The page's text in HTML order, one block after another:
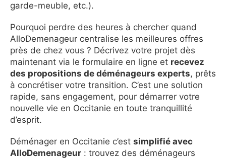
garde-meuble, etc.).
Pourquoi perdre des heures à chercher quand
AlloDemenageur centralise les meilleures offres
près de chez vous ? Décrivez votre projet dès
maintenant via le formulaire en ligne et recevez
des propositions de déménageurs experts, prêts
à concrétiser votre transition. C’est une solution
rapide, sans engagement, pour démarrer votre
nouvelle vie en Occitanie en toute tranquillité
d’esprit.
Déménager en Occitanie c’est simplifié avec
AlloDemenageur: trouvez des déménageurs